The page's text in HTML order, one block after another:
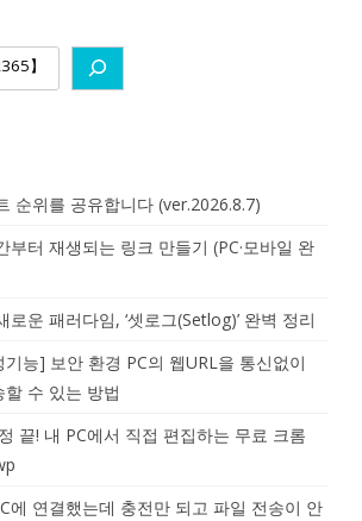
순위를 공유합니다 (ver.2026.8.7)
부터 재생되는 링크 만들기 (PC·모바일 완
로운 패러다임, ‘셋로그(Setlog)’ 완벽 정리
능] 보안 환경 PC의 웹URL을 통신없이
수 있는 방법
끝! 내 PC에서 직접 편집하는 무료 크롬
에 연결했는데 충전만 되고 파일 전송이 안